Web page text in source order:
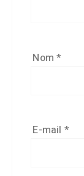
Nom*
E-mail *